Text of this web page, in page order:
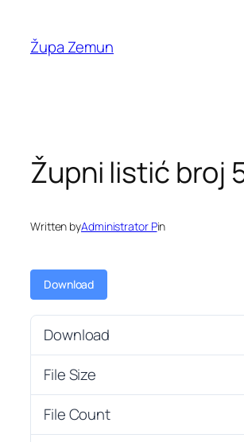
content
Župa Zemun
Župni listić broj
Written byAdministrator Pin
Download
Download
File Size
File Count